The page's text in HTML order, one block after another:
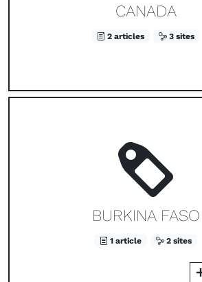
CANADA
2 articles 3 sites
BURKINA FASO
1 article 2 sites